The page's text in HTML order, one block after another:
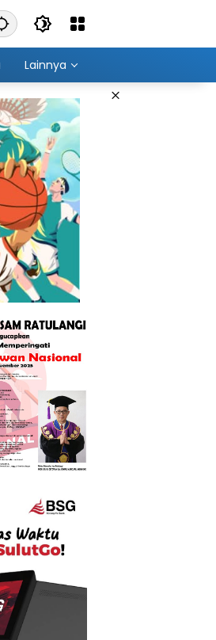
Lainnya
×
Watudambo II Bergulir
Gaji Guru